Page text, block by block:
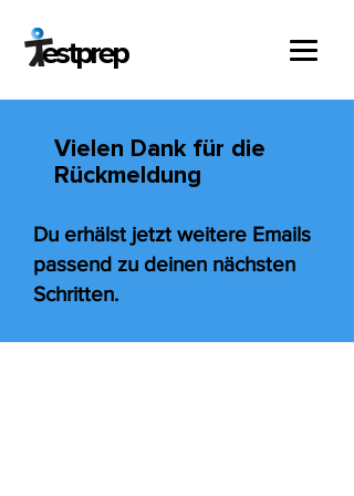
estprep
Vielen Dank für die
Rückmeldung
Du erhälst jetzt weitere Emails
passend zu deinen nächsten
Schritten.